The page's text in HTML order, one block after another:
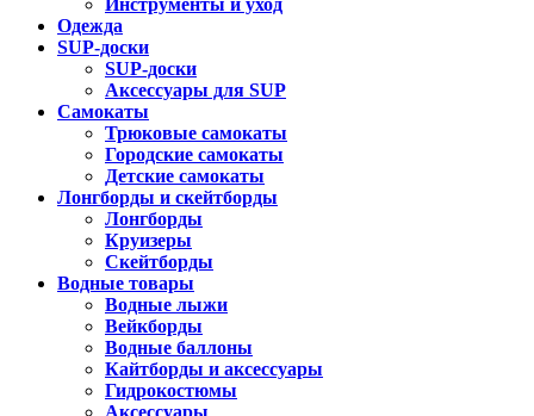
Одежда
SUP-доски
SUP-доски
Аксессуары для SUP
Самокаты
Трюковые самокаты
Городские самокаты
Детские самокаты
Лонгборды и скейтборды
Лонгборды
Круизеры
Скейтборды
Водные товары
Водные лыжи
Вейкборды
Водные баллоны
Кайтборды и аксессуары
Гидрокостюмы
Аксессуары